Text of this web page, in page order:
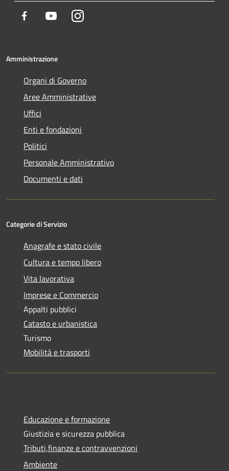
Facebook YoutubeInstagram
Amministrazione
Organi di Governo
Aree Amministrative
Uffici
Enti e fondazioni
Politici
Personale Amministrativo
Documenti e dati
Categorie di Servizio
Anagrafe e stato civile
Cultura e tempo libero
Vita lavorativa
Imprese e Commercio
Appalti pubblici
Catasto e urbanistica
Turismo
Mobilità e trasporti
Educazione e formazione
Giustizia e sicurezza pubblica
Tributi,finanze e contravvenzioni
Ambiente